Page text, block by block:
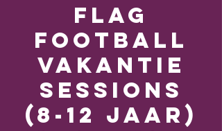
Flag
Football
Vakantie
Sessions
(8-12 jaar)